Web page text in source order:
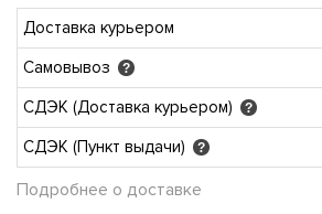
Доставка курьером
Самовывоз
?
СДЭК (Доставка курьером)
?
СДЭК (Пункт выдачи)
?
Подробнее о доставке